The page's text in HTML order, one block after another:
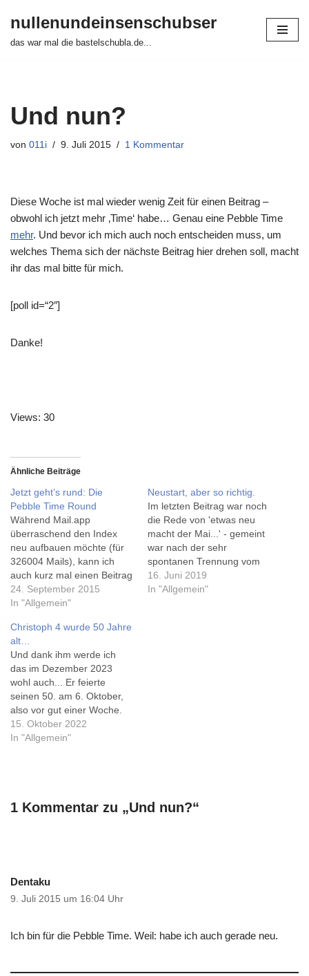
Zum
nullenundeinsenschubser
das war mal die bastelschubla.de...
Und nun?
von 011i 9. Juli 2015 1 Kommentar
Diese Woche ist mal wieder wenig Zeit für einen Beitrag –
obwohl ich jetzt mehr ‚Time‘ habe… Genau eine Pebble Time
mehr. Und bevor ich mich auch noch entscheiden muss, um
welches Thema sich der nächste Beitrag hier drehen soll, macht
ihr das mal bitte für mich.
[poll id=“2″]
Danke!
Views: 30
Ähnliche Beiträge
Jetzt geht’s rund: Die
Pebble Time Round
Während Mail.app
überraschend den Index
neu aufbauen möchte (für
326004 Mails), kann ich
auch kurz mal einen Beitrag
schreiben. Fast hätte ich
sie übersehen, die neue
Akkulaufzeit sei allerdings
mit 2 Tagen nicht so gut wie
das der Vorgängerin... Im
Prinzip bin ich mit meiner
Pebble…
24. September 2015
In "Allgemein"
Neustart, aber so richtig.
Im letzten Beitrag war noch
die Rede von 'etwas neu
macht der Mai...' - gemeint
war nach der sehr
spontanen Trennung vom
Prius ein 'tokioroter' C-HR...
https://www.instagram.com/
16. Juni 2019
In "Allgemein"
Christoph 4 wurde 50 Jahre
alt…
Und dank ihm werde ich
das im Dezember 2023
wohl auch... Er feierte
seinen 50. am 6. Oktober,
also vor gut einer Woche.
Ich komme erst jetzt dazu,
das mal in einen
Foto zu verwenden, als
15. Oktober 2022
In "Allgemein"
1 Kommentar zu „Und nun?“
Dentaku
9. Juli 2015 um 16:04 Uhr
Ich bin für die Pebble Time. Weil: habe ich auch gerade neu.